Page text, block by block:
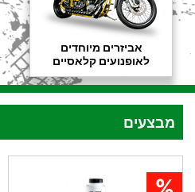
אביזרים מיוחדים
לאופנועים קלאסיים
מבצעים